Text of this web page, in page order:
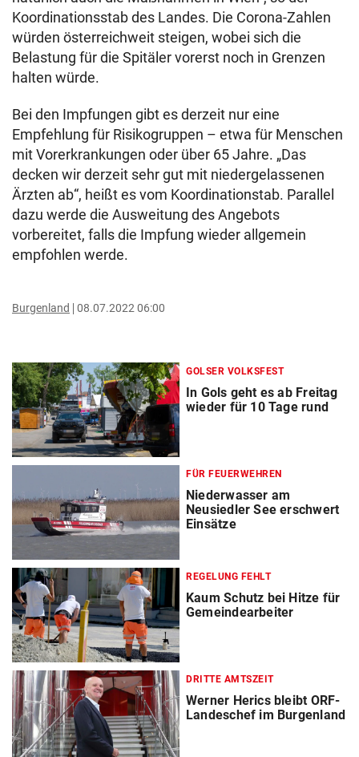
Koordinationsstab des Landes. Die Corona-Zahlen
würden österreichweit steigen, wobei sich die
Belastung für die Spitäler vorerst noch in Grenzen
halten würde.
Bei den Impfungen gibt es derzeit nur eine
Empfehlung für Risikogruppen – etwa für Menschen
mit Vorerkrankungen oder über 65 Jahre. „Das
decken wir derzeit sehr gut mit niedergelassenen
Ärzten ab“, heißt es vom Koordinationstab. Parallel
dazu werde die Ausweitung des Angebots
vorbereitet, falls die Impfung wieder allgemein
empfohlen werde.
Burgenland 08.07.2022 06:00
GOLSER VOLKSFEST
In Gols geht es ab Freitag
wieder für 10 Tage rund
FÜR FEUERWEHREN
Niederwasser am
Neusiedler See erschwert
Einsätze
REGELUNG FEHLT
Kaum Schutz bei Hitze für
Gemeindearbeiter
DRITTE AMTSZEIT
Werner Herics bleibt ORF-
Landeschef im Burgenland